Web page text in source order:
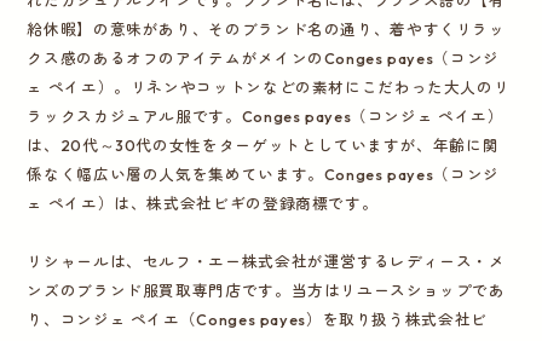
給休暇】の意味があり、そのブランド名の通り、着やすくリラッ
クス感のあるオフのアイテムがメインのConges payes（コンジ
ェ ペイエ）。リネンやコットンなどの素材にこだわった大人のリ
ラックスカジュアル服です。Conges payes（コンジェ ペイエ）
は、20代～30代の女性をターゲットとしていますが、年齢に関
係なく幅広い層の人気を集めています。Conges payes（コンジ
ェ ペイエ）は、株式会社ビギの登録商標です。
リシャールは、セルフ・エー株式会社が運営するレディース・メ
ンズのブランド服買取専門店です。当方はリユースショップであ
り、コンジェ ペイエ（Conges payes）を取り扱う株式会社ビ